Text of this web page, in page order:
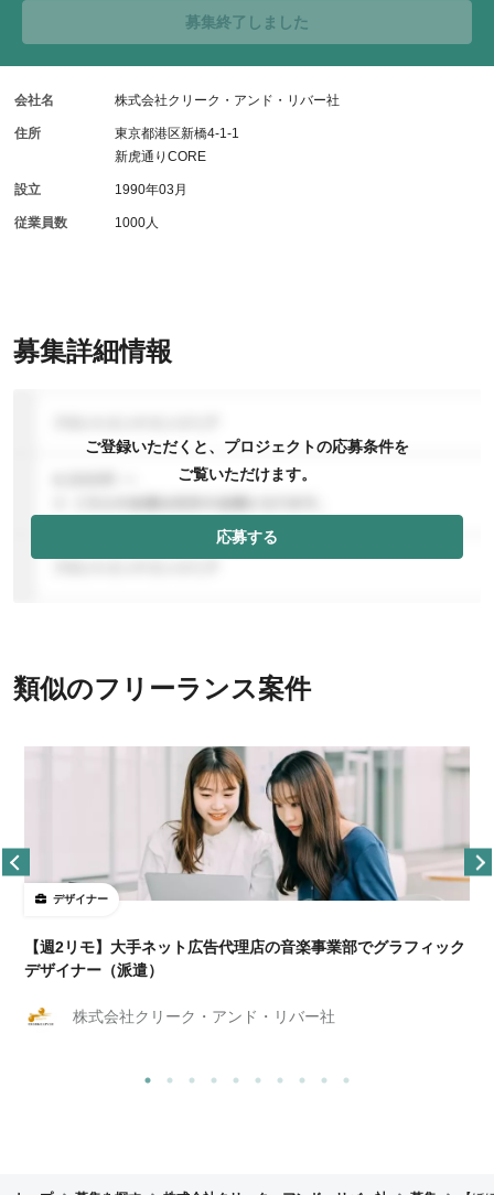
募集詳細情報
ご登録いただくと、プロジェクトの応募条件を
ご覧いただけます。
応募する
募集終了しました
会社名 株式会社クリーク・アンド・リバー社
住所
東京都港区新橋4-1-1
新虎通りCORE
設立 1990年03月
従業員数 1000人
類似のフリーランス案件
デザイナー
【週2リモ】大手ネット広告代理店の音楽事業部でグラフィック
デザイナー（派遣）
株式会社クリーク・アンド・リバー社